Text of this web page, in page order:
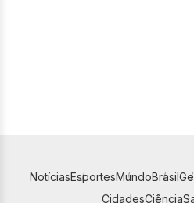
NotíciasEsportesMundoBrasil
CidadesCiência